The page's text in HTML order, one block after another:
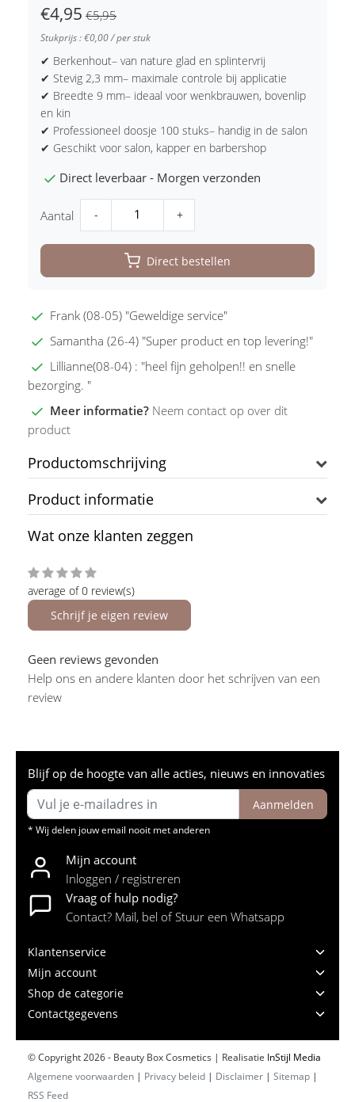
€4,95 €5,95
Stukprijs : €0,00 / per stuk
✔ Berkenhout– van nature glad en splintervrij
✔ Stevig 2,3 mm– maximale controle bij applicatie
✔ Breedte 9 mm– ideaal voor wenkbrauwen, bovenlip
en kin
✔ Professioneel doosje 100 stuks– handig in de salon
✔ Geschikt voor salon, kapper en barbershop
Direct leverbaar - Morgen verzonden
Aantal - +
Direct bestellen
Frank (08-05) "Geweldige service"
Samantha (26-4) "Super product en top levering!"
Lillianne(08-04) : "heel fijn geholpen!! en snelle
bezorging. "
Meer informatie? Neem contact op over dit
product
Productomschrijving
Product informatie
Wat onze klanten zeggen
average of 0 review(s)
Schrijf je eigen review
Geen reviews gevonden
Help ons en andere klanten door het schrijven van een
review
Blijf op de hoogte van alle acties, nieuws en innovaties
Aanmelden
* Wij delen jouw email nooit met anderen
Mijn account
Inloggen / registreren
Vraag of hulp nodig?
Contact? Mail, bel of Stuur een Whatsapp
Klantenservice
Mijn account
Shop de categorie
Contactgegevens
© Copyright 2026 - Beauty Box Cosmetics | Realisatie InStijl Media
Algemene voorwaarden | Privacy beleid | Disclaimer | Sitemap |
RSS Feed